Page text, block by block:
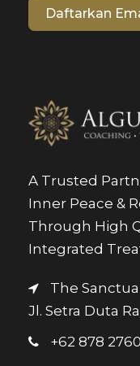
Daftarkan
A Trusted
Inner Peace &
Through High
Integrated
The
Jl. Setra Duta
+62 878